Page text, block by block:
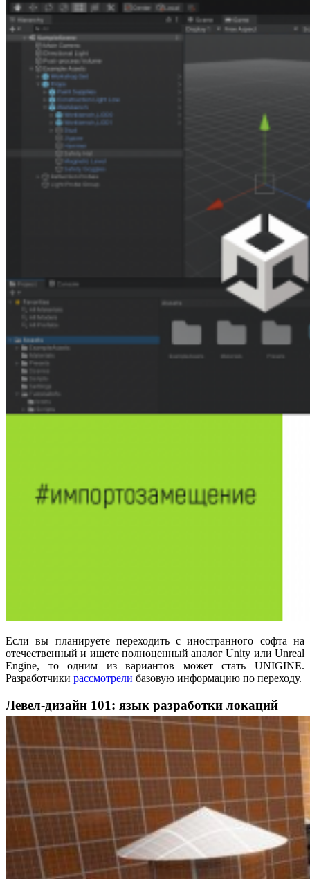
Если вы планируете переходить с иностранного софта на
отечественный и ищете полноценный аналог Unity или Unreal
Engine, то одним из вариантов может стать UNIGINE.
Разработчики рассмотрели базовую информацию по переходу.
Левел-дизайн 101: язык разработки локаций